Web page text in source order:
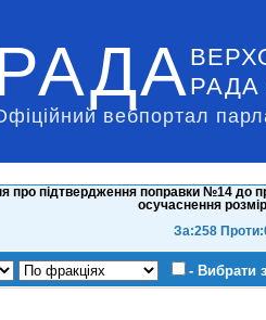
РАДА
вебпортал
про підтвердження поправки №14 до
осучаснення
За:258
- Вибрати